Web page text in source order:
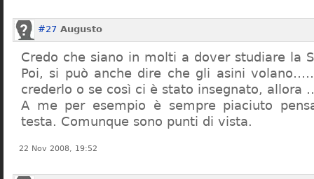
#27 Augusto
Credo che siano in molti a dover studiare la
Poi, si può anche dire che gli asini
crederlo o se così ci è stato insegnato,
A me per esempio è sempre piaciuto
testa. Comunque sono punti di vista.
22 Nov 2008, 19:52